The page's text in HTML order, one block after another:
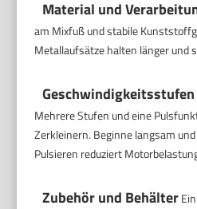
Material und
am Mixfuß und stabile
Metallaufsätze halten länger und
Mehrere Stufen und eine
Zerkleinern. Beginne langsam
Pulsieren reduziert
Zubehör und Behälter